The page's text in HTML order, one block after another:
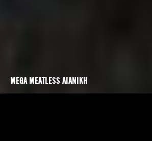
MEGA MEATLESS ΛΙΑΝΙΚΗ